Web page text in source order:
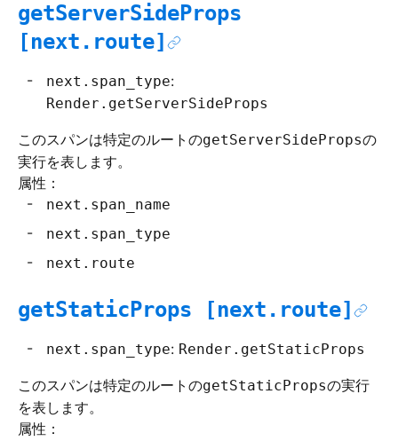
getServerSideProps
[next.route]
next.span_type:
Render.getServerSideProps
このスパンは特定のルートのgetServerSidePropsの
実行を表します。
属性：
next.span_name
next.span_type
next.route
getStaticProps [next.route]
next.span_type: Render.getStaticProps
このスパンは特定のルートのgetStaticPropsの実行
を表します。
属性：